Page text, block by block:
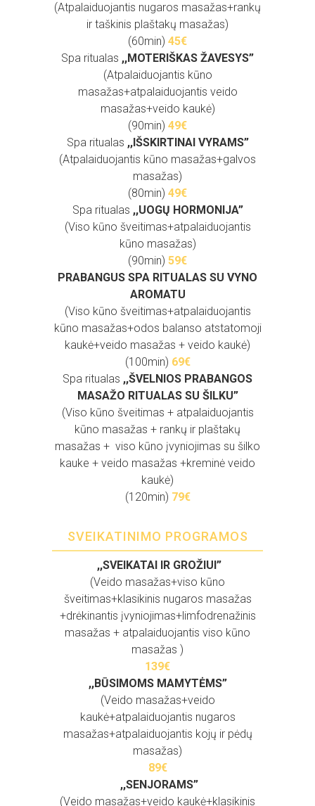
(Atpalaiduojantis nugaros masažas+rankų
ir taškinis plaštakų masažas)
(60min) 45€
Spa ritualas ,,MOTERIŠKAS ŽAVESYS”
(Atpalaiduojantis kūno
masažas+atpalaiduojantis veido
masažas+veido kaukė)
(90min) 49€
Spa ritualas ,,IŠSKIRTINAI VYRAMS”
(Atpalaiduojantis kūno masažas+galvos
masažas)
(80min) 49€
Spa ritualas ,,UOGŲ HORMONIJA”
(Viso kūno šveitimas+atpalaiduojantis
kūno masažas)
(90min) 59€
PRABANGUS SPA RITUALAS SU VYNO
AROMATU
(Viso kūno šveitimas+atpalaiduojantis
kūno masažas+odos balanso atstatomoji
kaukė+veido masažas + veido kaukė)
(100min) 69€
Spa ritualas ,,ŠVELNIOS PRABANGOS
MASAŽO RITUALAS SU ŠILKU”
(Viso kūno šveitimas + atpalaiduojantis
kūno masažas + rankų ir plaštakų
masažas + viso kūno įvyniojimas su šilko
kauke + veido masažas +kreminė veido
kaukė)
(120min) 79€
SVEIKATINIMO PROGRAMOS
,,SVEIKATAI IR GROŽIUI”
(Veido masažas+viso kūno
šveitimas+klasikinis nugaros masažas
+drėkinantis įvyniojimas+limfodrenažinis
masažas + atpalaiduojantis viso kūno
masažas )
139€
,,BŪSIMOMS MAMYTĖMS”
(Veido masažas+veido
kaukė+atpalaiduojantis nugaros
masažas+atpalaiduojantis kojų ir pėdų
masažas)
89€
,,SENJORAMS”
(Veido masažas+veido kaukė+klasikinis